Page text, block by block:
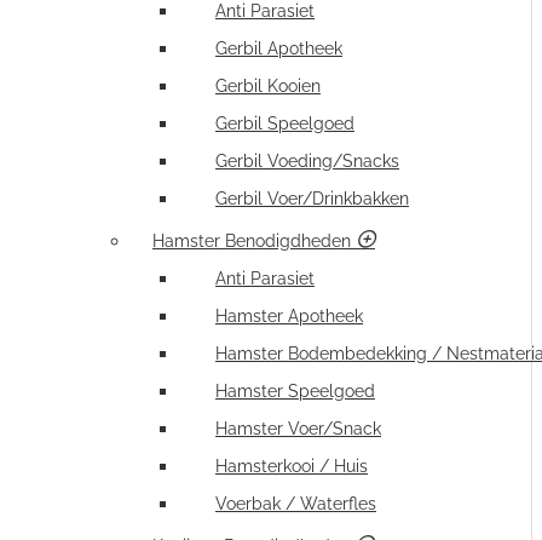
Anti Parasiet
Gerbil Apotheek
Gerbil Kooien
Gerbil Speelgoed
Gerbil Voeding/Snacks
Gerbil Voer/Drinkbakken
Hamster Benodigdheden
Anti Parasiet
Hamster Apotheek
Hamster Bodembedekking /
Hamster Speelgoed
Hamster Voer/Snack
Hamsterkooi / Huis
Voerbak / Waterfles